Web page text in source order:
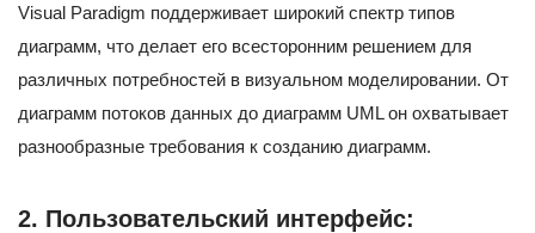
Visual Paradigm поддерживает широкий спектр типов
диаграмм, что делает его всесторонним решением для
различных потребностей в визуальном моделировании. От
диаграмм потоков данных до диаграмм UML он охватывает
разнообразные требования к созданию диаграмм.
2. Пользовательский интерфейс: